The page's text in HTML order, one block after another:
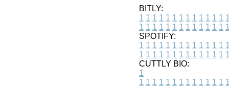
BITLY:
1 1 1 1 1 1 1 1 1 1 1 1 1 1
1 1 1 1 1 1 1 1 1 1 1 1 1 1
SPOTIFY:
1 1 1 1 1 1 1 1 1 1 1 1 1 1
1 1 1 1 1 1 1 1 1 1 1 1 1 1
CUTTLY BIO:
1
1 1 1 1 1 1 1 1 1 1 1 1 1 1